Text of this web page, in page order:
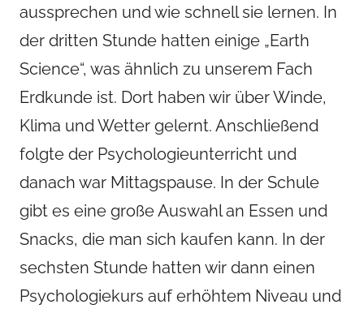
aussprechen und wie schnell sie lernen. In
der dritten Stunde hatten einige „Earth
Science“, was ähnlich zu unserem Fach
Erdkunde ist. Dort haben wir über Winde,
Klima und Wetter gelernt. Anschließend
folgte der Psychologieunterricht und
danach war Mittagspause. In der Schule
gibt es eine große Auswahl an Essen und
Snacks, die man sich kaufen kann. In der
sechsten Stunde hatten wir dann einen
Psychologiekurs auf erhöhtem Niveau und